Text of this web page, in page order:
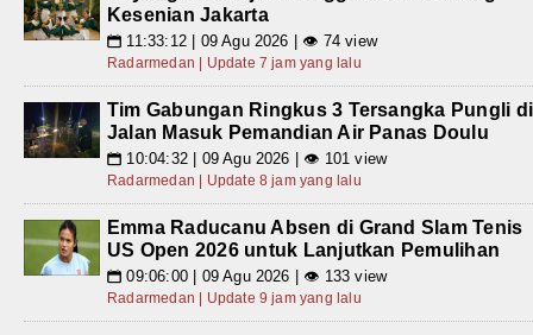
Kesenian Jakarta
📅 11:33:12 | 09 Agu 2026 | 👁 74 view
Radarmedan | Update 7 jam yang lalu
Tim Gabungan Ringkus 3 Tersangka Pungli di
Jalan Masuk Pemandian Air Panas Doulu
📅 10:04:32 | 09 Agu 2026 | 👁 101 view
Radarmedan | Update 8 jam yang lalu
Emma Raducanu Absen di Grand Slam Tenis
US Open 2026 untuk Lanjutkan Pemulihan
📅 09:06:00 | 09 Agu 2026 | 👁 133 view
Radarmedan | Update 9 jam yang lalu